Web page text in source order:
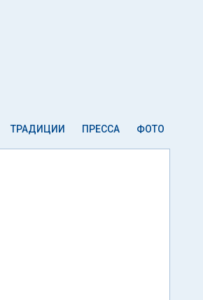
ТРАДИЦИИ ПРЕССА ФОТО